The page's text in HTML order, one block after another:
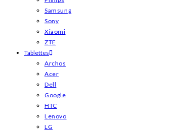
Samsung
Sony
Xiaomi
ZTE
Tablettes
Archos
Acer
Dell
Google
HTC
Lenovo
LG